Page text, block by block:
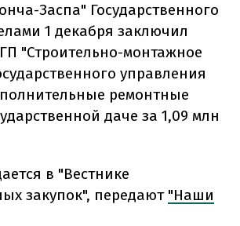
Заспа" Государственного
1 декабря заключил
"Строительно-монтажное
управления
ремонтные
даче за 1,09 млн
в "Вестнике
закупок", передают "Наши